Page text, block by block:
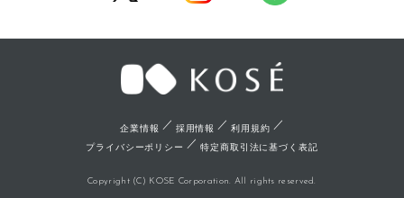
企業情報 ／ 採用情報 ／利用規約 ／
プライバシーポリシー ／特定商取引法に基づく表記
Copyright (C) KOSE Corporation. All rights reserved.